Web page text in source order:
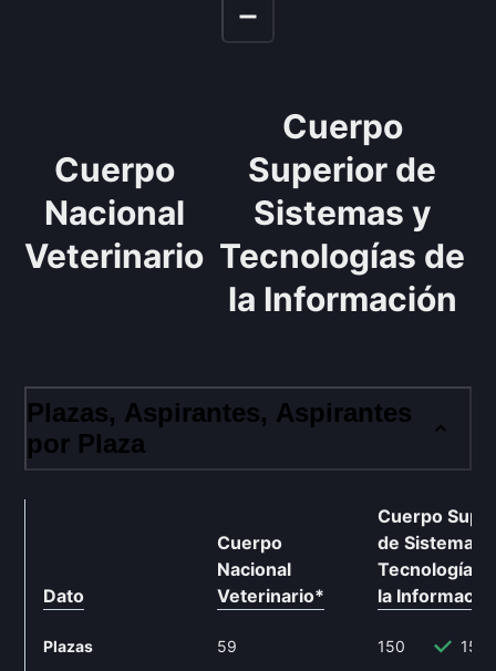
Cuerpo
Nacional
Veterinario
Cuerpo
Superior de
Sistemas y
Tecnologías de
la Información
Plazas, Aspirantes, Aspirantes
por Plaza
Dato
Cuerpo
Nacional
Veterinario*
Plazas 59
Cuerpo
de Sistemas
Tecnologías
la
150